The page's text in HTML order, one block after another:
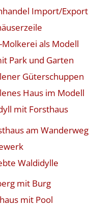
Import/Export
Molkerei als Modell
Park und Garten
Güterschuppen
Haus im Modell
mit Forsthaus
am Wanderweg
Waldidylle
mit Burg
mit Pool